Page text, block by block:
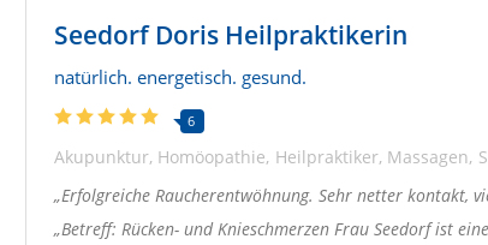
Seedorf Doris Heilpraktikerin
natürlich. energetisch. gesund.
6
Akupunktur Homöopathie Heilpraktiker Massagen
Erfolgreiche Raucherentwöhnung. Sehr netter kontakt,
Betreff: Rücken- und Knieschmerzen Frau Seedorf ist